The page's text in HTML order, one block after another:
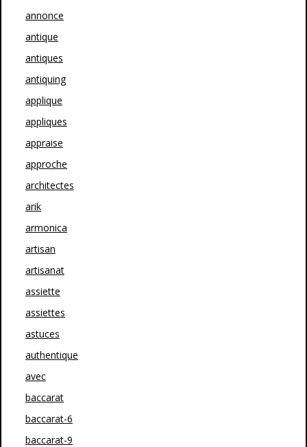
annonce
antique
antiques
antiquing
applique
appliques
appraise
approche
architectes
arik
armonica
artisan
artisanat
assiette
assiettes
astuces
authentique
avec
baccarat
baccarat-6
baccarat-9